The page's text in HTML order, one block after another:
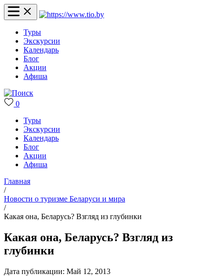
Туры
Экскурсии
Календарь
Блог
Акции
Афиша
0
Туры
Экскурсии
Календарь
Блог
Акции
Афиша
Главная
/
Новости о туризме Беларуси и мира
/
Какая она, Беларусь? Взгляд из глубинки
Какая она, Беларусь? Взгляд из
глубинки
Дата публикации: Май 12, 2013